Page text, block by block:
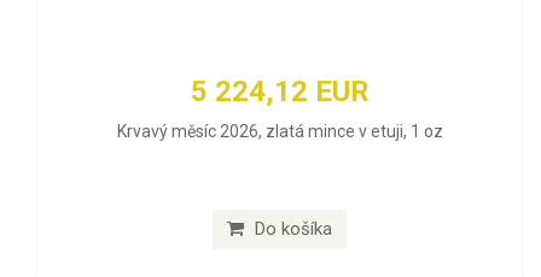
5 224,12 EUR
Krvavý měsíc 2026, zlatá mince v etuji, 1 oz
Do košíka